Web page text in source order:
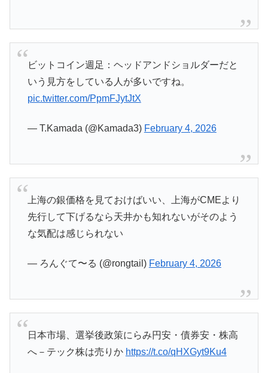
ビットコイン週足：ヘッドアンドショルダーだと
いう見方をしている人が多いですね。
pic.twitter.com/PpmFJytJtX
— T.Kamada (@Kamada3) February 4, 2026
上海の銀価格を見ておけばいい、上海がCMEより
先行して下げるなら天井かも知れないがそのよう
な気配は感じられない
— ろんぐて〜る (@rongtail) February 4, 2026
日本市場、選挙後政策にらみ円安・債券安・株高
へ－テック株は売りか https://t.co/qHXGyt9Ku4